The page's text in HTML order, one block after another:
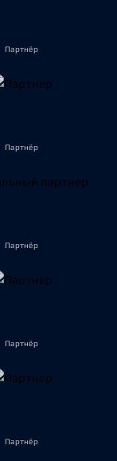
Партнёр
Партнёр
Партнёр
Партнёр
Партнёр